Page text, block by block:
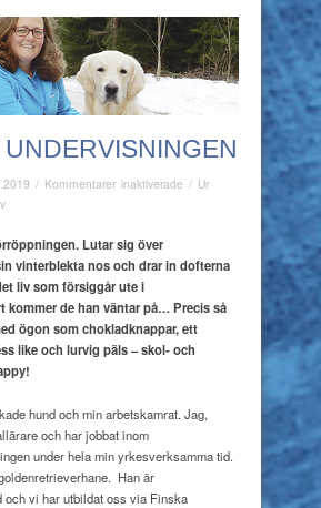
/ Kommentarer inaktiverade för/ Ur
Lutar sig över
vinterblekta nos och drar in dofterna
liv som försiggår ute i
kommer de han väntar på…Precis så
ögon som chokladknappar,ett
like och lurvig päls – skol- och
hund och min arbetskamrat. Jag,
och har jobbat inom
under hela min yrkesverksamma tid.
Han är
och vi har utbildat oss via Finska